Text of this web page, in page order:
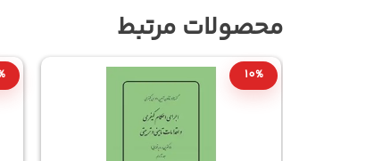
محصولات مرتبط
10%